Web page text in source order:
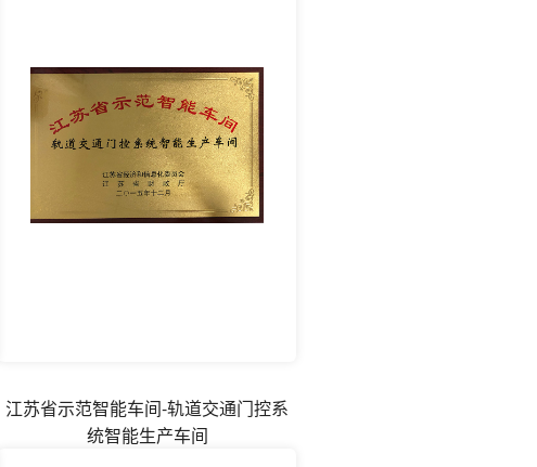
江苏省示范智能车间-轨道交通门控系
统智能生产车间